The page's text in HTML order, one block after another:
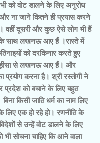
को वोट डालने के लिए अनुरोध
और ना जाने कितने ही प्रयास करने
वहीं दूसरी और कुछ ऐसे लोग भी हैं
के साथ लखनऊ आए हैं ।रास्ते में
को दरकिनार करते हुए
उड़ीसा से लखनऊ आए हैं। और
प्रयोग करना है। श्री रस्तोगी ने
को बचाने के लिए बहुत
किसी जाति धर्म का नाम लिए
एक हो रहे हो। रणनीति के
से उन्हें वोट डालने के लिए
भी सोचना चाहिए कि आने वाला